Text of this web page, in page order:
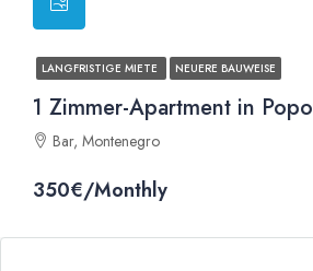
LANGFRISTIGE MIETE NEUERE BAUWEISE
1 Zimmer-Apartment in
Bar, Montenegro
350€/Monthly